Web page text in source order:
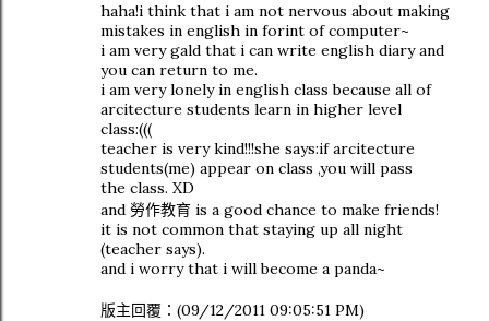
haha!i think that i am not nervous about making
mistakes in english in forint of computer~
i am very gald that i can write english diary and
you can return to me.
i am very lonely in english class because all of
arcitecture students learn in higher level
class:(((
teacher is very kind!!!she says:if arcitecture
students(me) appear on class ,you will pass
the class. XD
and 勞作教育 is a good chance to make friends!
it is not common that staying up all night
(teacher says).
and i worry that i will become a panda~
版主回覆：(09/12/2011 09:05:51 PM)